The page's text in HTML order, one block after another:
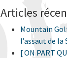
Articles
Mountain
l’assaut de
[ ON PART